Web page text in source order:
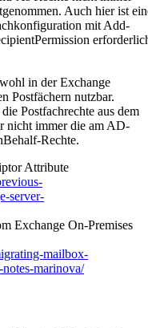
Auch hier ist
mit Add-
in der Exchange
Postfächern nutzbar.
Postfachrechte aus dem
nicht immer die am AD-
Rechte.
Attribute
server-
Exchange On-Premises
mailbox-
marinova/